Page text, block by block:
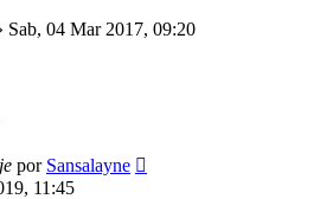
Sab, 04 Mar 2017, 09:20
por Sansalayne
11:45